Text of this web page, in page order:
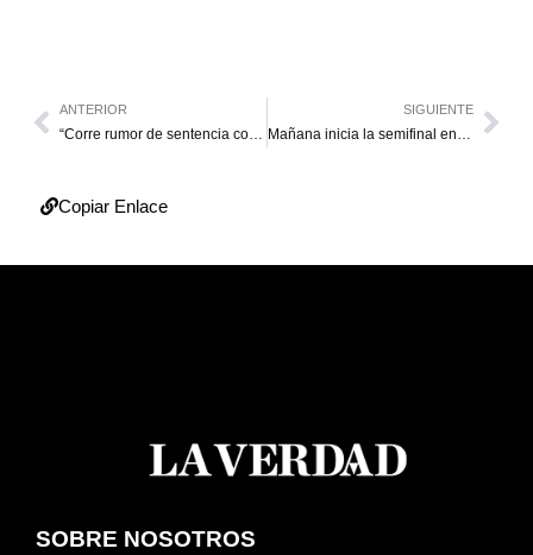
ANTERIOR
“Corre rumor de sentencia contra revocatorio”
SIGUIENTE
Mañana inicia la semifinal en la Liga de Béisbol Adulto Maracaibo
Copiar Enlace
SOBRE NOSOTROS